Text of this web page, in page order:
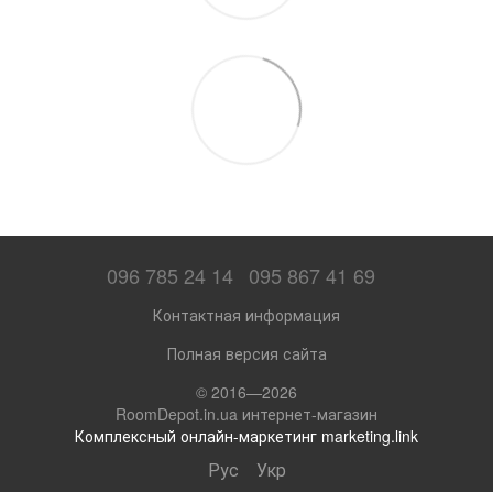
096 785 24 14 095 867 41 69
Контактная информация
Полная версия сайта
© 2016—2026
RoomDepot.in.ua интернет-магазин
Комплексный онлайн-маркетинг marketing.link
Рус Укр